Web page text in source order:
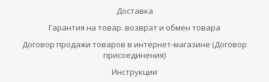
Доставка
Гарантия на товар. возврат и обмен товара
Договор продажи товаров в интернет-магазине (Договор
присоединения)
Инструкции